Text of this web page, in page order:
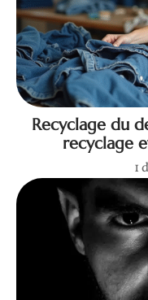
Recyclage du
recyclage
1